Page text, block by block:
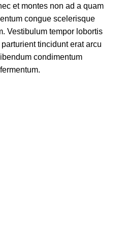
et montes non ad a quam
congue scelerisque
Vestibulum tempor lobortis
tincidunt erat arcu
condimentum